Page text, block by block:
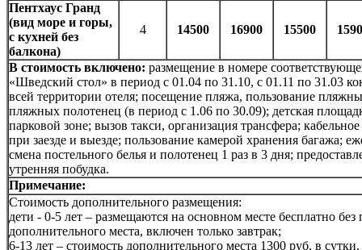
Пентхаус Гранд
(вид море и горы,
с кухней без
балкона)
4 14500 16900 15500
В стоимость включено: размещение в номере
«Шведский стол» в период с 01.04 по 31.10, с 01.11 по 31.03
всей территории отеля; посещение пляжа, пользование
пляжных полотенец (в период с 1.06 по 30.09); детская
парковой зоне; вызов такси, организация трансфера;
при заезде и выезде; пользование камерой хранения багажа;
смена постельного белья и полотенец 1 раз в 3 дня;
утренняя побудка.
Примечание:
Стоимость дополнительного размещения:
дети - 0-5 лет – размещаются на основном месте бесплатно без
дополнительного места, включен только завтрак;
6-13 лет – стоимость дополнительного места 1300 руб. в